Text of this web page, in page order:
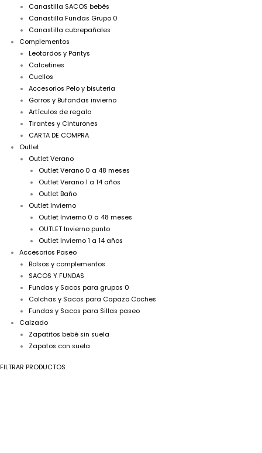
Canastilla SACOS bebés
Canastilla Fundas Grupo 0
Canastilla cubrepañales
Complementos
Leotardos y Pantys
Calcetines
Cuellos
Accesorios Pelo y bisuteria
Gorros y Bufandas invierno
Artículos de regalo
Tirantes y Cinturones
CARTA DE COMPRA
Outlet
Outlet Verano
Outlet Verano 0 a 48 meses
Outlet Verano 1 a 14 años
Outlet Baño
Outlet Invierno
Outlet Invierno 0 a 48 meses
OUTLET Invierno punto
Outlet Invierno 1 a 14 años
Accesorios Paseo
Bolsos y complementos
SACOS Y FUNDAS
Fundas y Sacos para grupos 0
Colchas y Sacos para Capazo Coches
Fundas y Sacos para Sillas paseo
Calzado
Zapatitos bebé sin suela
Zapatos con suela
FILTRAR PRODUCTOS